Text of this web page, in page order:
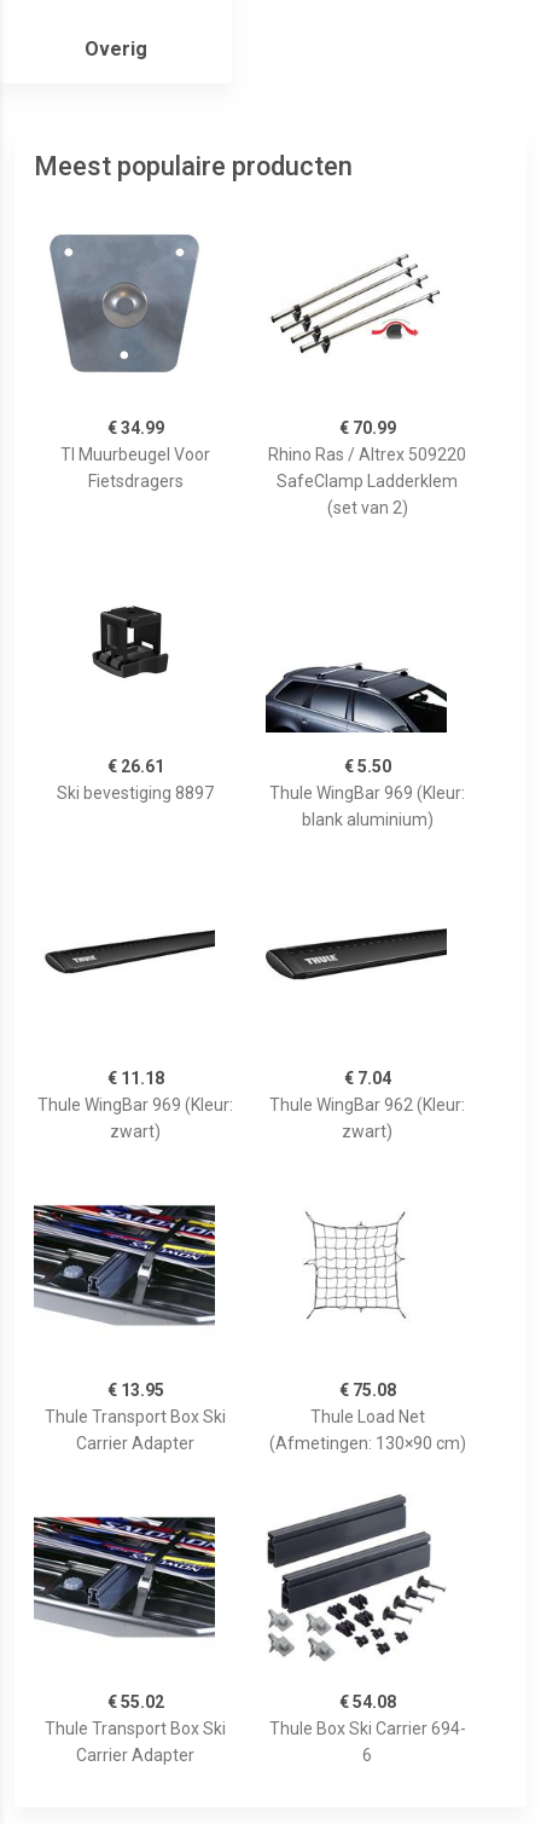
Overig
Meest populaire producten
€ 34.99
Tl Muurbeugel Voor
Fietsdragers
€ 70.99
Rhino Ras / Altrex 509220
SafeClamp Ladderklem
(set van 2)
€ 26.61
Ski bevestiging 8897
€ 5.50
Thule WingBar 969 (Kleur:
blank aluminium)
€ 11.18
Thule WingBar 969 (Kleur:
zwart)
€ 7.04
Thule WingBar 962 (Kleur:
zwart)
€ 13.95
Thule Transport Box Ski
Carrier Adapter
€ 75.08
Thule Load Net
(Afmetingen: 130×90 cm)
€ 55.02
Thule Transport Box Ski
Carrier Adapter
€ 54.08
Thule Box Ski Carrier 694-
6